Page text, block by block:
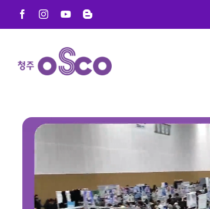
FacebookInstagramYouTubeBlogger